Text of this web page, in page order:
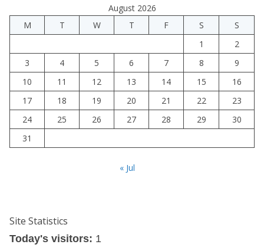
August 2026
M
T W T F S
S
1
2
3
4 5 6 7 8
9
10
11 12 13 14 15
16
17
18 19 20 21 22
23
24
25 26 27 28 29
30
31
« Jul
Site Statistics
Today's visitors: 1